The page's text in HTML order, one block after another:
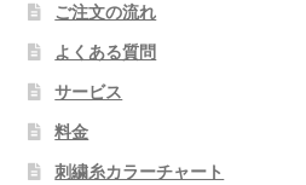
ご注文の流れ
よくある質問
サービス
料金
刺繍糸カラーチャート